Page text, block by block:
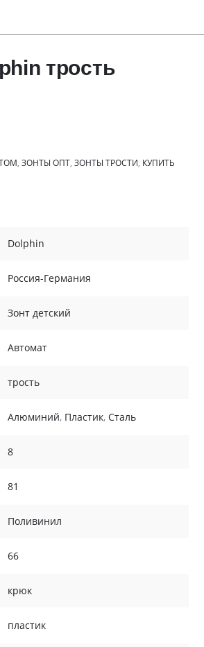
трость
, ЗОНТЫ ОПТ, ЗОНТЫ ТРОСТИ, КУПИТЬ
Dolphin
Россия-Германия
Зонт детский
Автомат
трость
Алюминий, Пластик, Сталь
8
81
Поливинил
66
крюк
пластик